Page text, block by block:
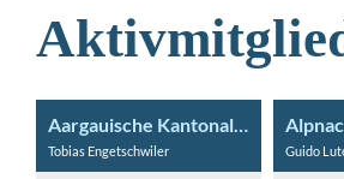
Tobias Engetschwiler Guido